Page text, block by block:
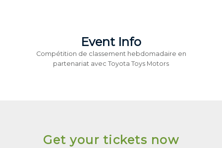
Event Info
Compétition de classement hebdomadaire en
partenariat avec Toyota Toys Motors
Get your tickets now